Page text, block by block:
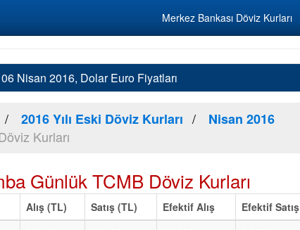
Merkez Bankası Döviz Kurları
Nisan 2016, Dolar Euro Fiyatları
2016 Yılı Eski Döviz Kurları
Nisan 2016
Kurları
Günlük TCMB Döviz Kurları
Alış (TL) Satış (TL) Efektif Alış
Efektif Satış